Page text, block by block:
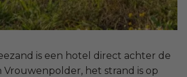
is een hotel direct achter de
Vrouwenpolder, het strand is op